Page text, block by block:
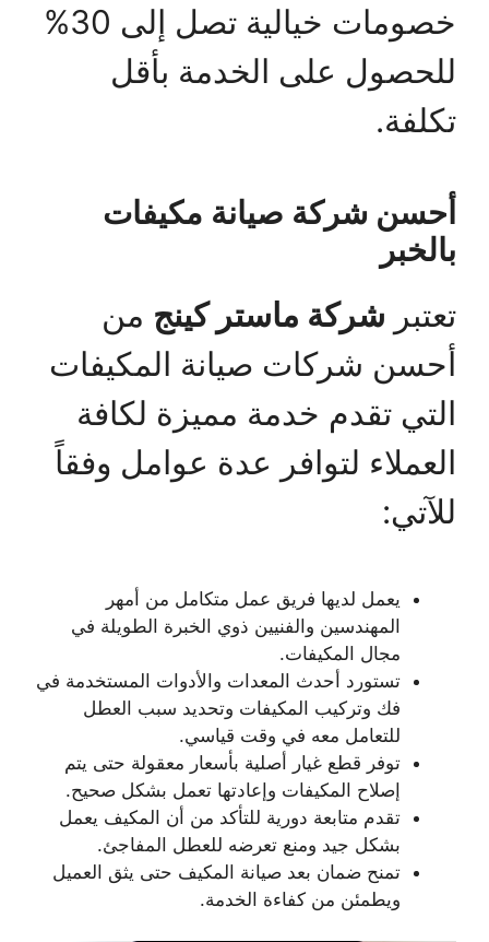
خصومات خيالية تصل إلى 30%
للحصول على الخدمة بأقل
تكلفة.
أحسن شركة صيانة مكيفات
بالخبر
تعتبر شركة ماستر كينج من
أحسن شركات صيانة المكيفات
التي تقدم خدمة مميزة لكافة
العملاء لتوافر عدة عوامل وفقاً
للآتي:
يعمل لديها فريق عمل متكامل من أمهر
المهندسين والفنيين ذوي الخبرة الطويلة في
مجال المكيفات.
تستورد أحدث المعدات والأدوات المستخدمة في
فك وتركيب المكيفات وتحديد سبب العطل
للتعامل معه في وقت قياسي.
توفر قطع غيار أصلية بأسعار معقولة حتى يتم
إصلاح المكيفات وإعادتها تعمل بشكل صحيح.
تقدم متابعة دورية للتأكد من أن المكيف يعمل
بشكل جيد ومنع تعرضه للعطل المفاجئ.
تمنح ضمان بعد صيانة المكيف حتى يثق العميل
ويطمئن من كفاءة الخدمة.